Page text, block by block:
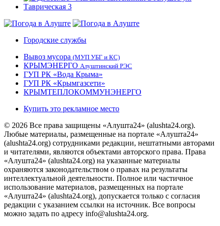
Городские службы
Вывоз мусора (МУП УБГ и КС)
КРЫМЭНЕРГО Алуштинский РЭС
ГУП РК «Вода Крыма»
ГУП РК «Крымгазсети»
КРЫМТЕПЛОКОММУНЭНЕРГО
Купить это рекламное место
© 2026 Все права защищены «Алушта24» (alushta24.org).
Любые материалы, размещенные на портале «Алушта24»
(alushta24.org) сотрудниками редакции, нештатными авторами
и читателями, являются объектами авторского права. Права
«Алушта24» (alushta24.org) на указанные материалы
охраняются законодательством о правах на результаты
интеллектуальной деятельности. Полное или частичное
использование материалов, размещенных на портале
«Алушта24» (alushta24.org), допускается только с согласия
редакции с указанием ссылки на источник. Все вопросы
можно задать по адресу info@alushta24.org.